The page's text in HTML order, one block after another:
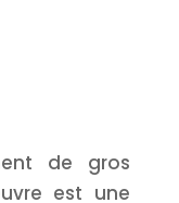
de gros
est une